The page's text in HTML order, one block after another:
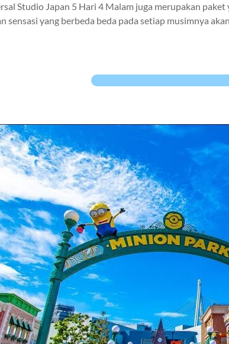
Studio Japan 5 Hari 4 Malam juga merupakan
sensasi yang berbeda beda pada setiap musimnya